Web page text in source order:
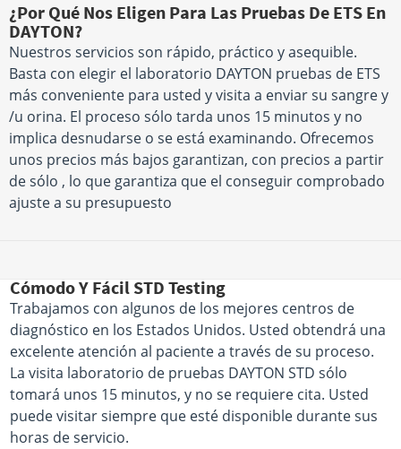
¿Por Qué Nos Eligen Para Las Pruebas De ETS En
DAYTON?
Nuestros servicios son rápido, práctico y asequible.
Basta con elegir el laboratorio DAYTON pruebas de ETS
más conveniente para usted y visita a enviar su sangre y
/u orina. El proceso sólo tarda unos 15 minutos y no
implica desnudarse o se está examinando. Ofrecemos
unos precios más bajos garantizan, con precios a partir
de sólo , lo que garantiza que el conseguir comprobado
ajuste a su presupuesto
Cómodo Y Fácil STD Testing
Trabajamos con algunos de los mejores centros de
diagnóstico en los Estados Unidos. Usted obtendrá una
excelente atención al paciente a través de su proceso.
La visita laboratorio de pruebas DAYTON STD sólo
tomará unos 15 minutos, y no se requiere cita. Usted
puede visitar siempre que esté disponible durante sus
horas de servicio.